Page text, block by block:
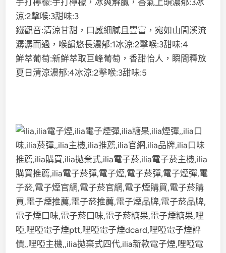
手打檸檬:手打檸檬，冰爽解膩，香氣上頭濃郁:3冰
涼:2擊喉:3甜味:3
鐵觀音:清涼甘甜，口感細膩且豐富，宛如山間溪流
潺潺而過，喉韻悠長濃郁:1冰涼:2擊喉:3甜味:4
鮮萃葡萄:新鮮萃取巨峰葡萄，香甜怡人，瞬間釋放
夏日清涼濃郁:4冰涼:2擊喉:3甜味:5